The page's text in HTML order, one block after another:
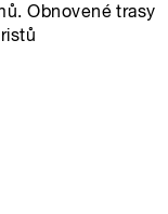
Obnovené trasy